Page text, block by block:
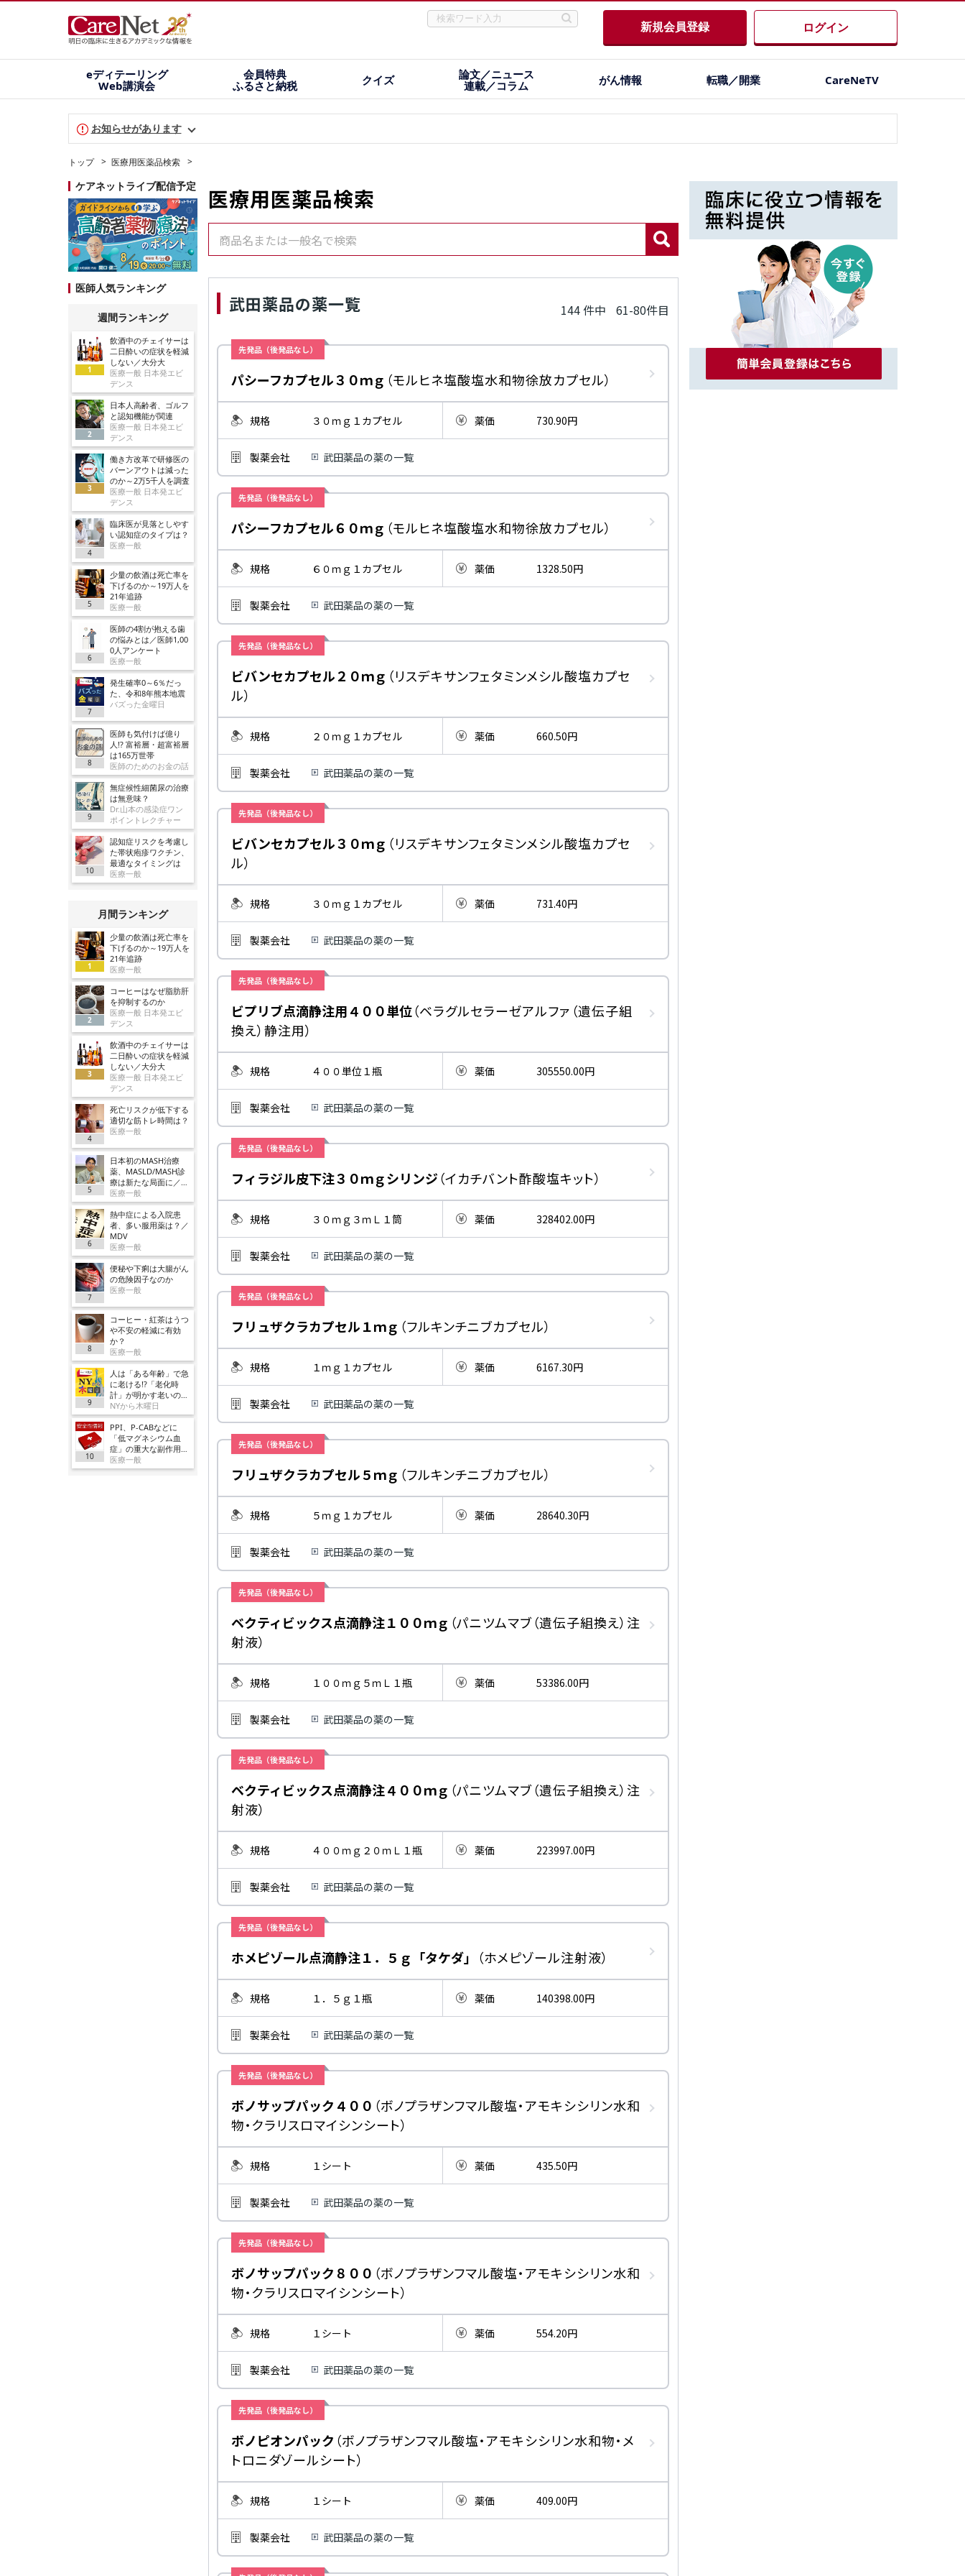
新規会員登録 ログイン
eディテーリング
Web講演会
会員特典
ふるさと納税
クイズ
論文／ニュース
連載／コラム
がん情報 転職／開業 CareNeTV
お知らせがあります
トップ 医療用医薬品検索
ケアネットライブ配信予定
医師人気ランキング
週間ランキング
1
飲酒中のチェイサーは
二日酔いの症状を軽減
しない／大分大
医療一般 日本発エビ
デンス
2
日本人高齢者、ゴルフ
と認知機能が関連
医療一般 日本発エビ
デンス
3
働き方改革で研修医の
バーンアウトは減った
のか～2万5千人を調査
医療一般 日本発エビ
デンス
4
臨床医が見落としやす
い認知症のタイプは？
医療一般
5
少量の飲酒は死亡率を
下げるのか～19万人を
21年追跡
医療一般
6
医師の4割が抱える歯
の悩みとは／医師1,00
0人アンケート
医療一般
7
発生確率0～6％だっ
た、令和8年熊本地震
バズった金曜日
8
医師も気付けば億り
人!? 富裕層・超富裕層
は165万世帯
医師のためのお金の話
9
無症候性細菌尿の治療
は無意味？
Dr.山本の感染症ワン
ポイントレクチャー
10
認知症リスクを考慮し
た帯状疱疹ワクチン、
最適なタイミングは
医療一般
月間ランキング
1
少量の飲酒は死亡率を
下げるのか～19万人を
21年追跡
医療一般
2
コーヒーはなぜ脂肪肝
を抑制するのか
医療一般 日本発エビ
デンス
3
飲酒中のチェイサーは
二日酔いの症状を軽減
しない／大分大
医療一般 日本発エビ
デンス
4
死亡リスクが低下する
適切な筋トレ時間は？
医療一般
5
日本初のMASH治療
薬、MASLD/MASH診
療は新たな局面に／ノ
ボ
医療一般
6
熱中症による入院患
者、多い服用薬は？／
MDV
医療一般
7
便秘や下痢は大腸がん
の危険因子なのか
医療一般
8
コーヒー・紅茶はうつ
や不安の軽減に有効
か？
医療一般
9
人は「ある年齢」で急
に老ける!?「老化時
計」が明かす老いの正
体
NYから木曜日
10
PPI、P-CABなどに
「低マグネシウム血
症」の重大な副作用追
加／厚労省
医療一般
医療用医薬品検索
商品名または一般名で検索
武田薬品の薬一覧 144 件中 61-80件目
先発品（後発品なし）
パシーフカプセル３０ｍｇ （モルヒネ塩酸塩水和物徐放カプセル）
規格 ３０ｍｇ１カプセル 薬価 730.90円
製薬会社 武田薬品の薬の一覧
先発品（後発品なし）
パシーフカプセル６０ｍｇ （モルヒネ塩酸塩水和物徐放カプセル）
規格 ６０ｍｇ１カプセル 薬価 1328.50円
製薬会社 武田薬品の薬の一覧
先発品（後発品なし）
ビバンセカプセル２０ｍｇ （リスデキサンフェタミンメシル酸塩カプセ
ル）
規格 ２０ｍｇ１カプセル 薬価 660.50円
製薬会社 武田薬品の薬の一覧
先発品（後発品なし）
ビバンセカプセル３０ｍｇ （リスデキサンフェタミンメシル酸塩カプセ
ル）
規格 ３０ｍｇ１カプセル 薬価 731.40円
製薬会社 武田薬品の薬の一覧
先発品（後発品なし）
ビプリブ点滴静注用４００単位（ベラグルセラーゼアルファ（遺伝子組
換え）静注用）
規格 ４００単位１瓶 薬価 305550.00円
製薬会社 武田薬品の薬の一覧
先発品（後発品なし）
フィラジル皮下注３０ｍｇシリンジ（イカチバント酢酸塩キット）
規格 ３０ｍｇ３ｍＬ１筒 薬価 328402.00円
製薬会社 武田薬品の薬の一覧
先発品（後発品なし）
フリュザクラカプセル１ｍｇ （フルキンチニブカプセル）
規格 １ｍｇ１カプセル 薬価 6167.30円
製薬会社 武田薬品の薬の一覧
先発品（後発品なし）
フリュザクラカプセル５ｍｇ （フルキンチニブカプセル）
規格 ５ｍｇ１カプセル 薬価 28640.30円
製薬会社 武田薬品の薬の一覧
先発品（後発品なし）
ベクティビックス点滴静注１００ｍｇ （パニツムマブ（遺伝子組換え）注
射液）
規格 １００ｍｇ５ｍＬ１瓶 薬価 53386.00円
製薬会社 武田薬品の薬の一覧
先発品（後発品なし）
ベクティビックス点滴静注４００ｍｇ （パニツムマブ（遺伝子組換え）注
射液）
規格 ４００ｍｇ２０ｍＬ１瓶 薬価 223997.00円
製薬会社 武田薬品の薬の一覧
先発品（後発品なし）
ホメピゾール点滴静注１．５ｇ「タケダ」 （ホメピゾール注射液）
規格 １．５ｇ１瓶 薬価 140398.00円
製薬会社 武田薬品の薬の一覧
先発品（後発品なし）
ボノサップパック４００ （ボノプラザンフマル酸塩・アモキシシリン水和
物・クラリスロマイシンシート）
規格 １シート 薬価 435.50円
製薬会社 武田薬品の薬の一覧
先発品（後発品なし）
ボノサップパック８００ （ボノプラザンフマル酸塩・アモキシシリン水和
物・クラリスロマイシンシート）
規格 １シート 薬価 554.20円
製薬会社 武田薬品の薬の一覧
先発品（後発品なし）
ボノピオンパック （ボノプラザンフマル酸塩・アモキシシリン水和物・メ
トロニダゾールシート）
規格 １シート 薬価 409.00円
製薬会社 武田薬品の薬の一覧